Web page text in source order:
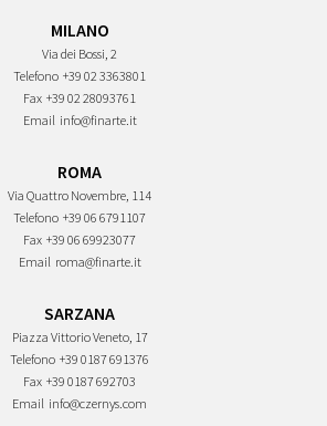
MILANO
Via dei Bossi, 2
Telefono +39 02 3363801
Fax +39 02 28093761
Email info@finarte.it
ROMA
Via Quattro Novembre, 114
Telefono +39 06 6791107
Fax +39 06 69923077
Email roma@finarte.it
SARZANA
Piazza Vittorio Veneto, 17
Telefono +39 0187 691376
Fax +39 0187 692703
Email info@czernys.com